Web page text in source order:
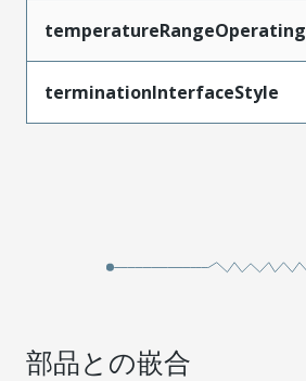
temperatureRangeOperating
terminationInterfaceStyle
部品との嵌合